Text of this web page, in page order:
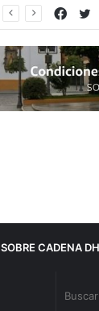
SOBRE CADENA DH